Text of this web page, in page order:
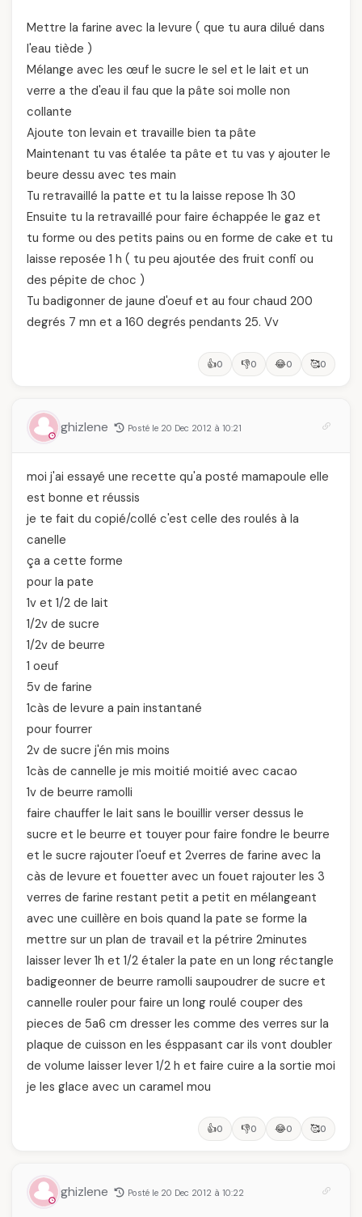
Mettre la farine avec la levure ( que tu aura dilué dans
l'eau tiède )
Mélange avec les œuf le sucre le sel et le lait et un
verre a the d'eau il fau que la pâte soi molle non
collante
Ajoute ton levain et travaille bien ta pâte
Maintenant tu vas étalée ta pâte et tu vas y ajouter le
beure dessu avec tes main
Tu retravaillé la patte et tu la laisse repose 1h 30
Ensuite tu la retravaillé pour faire échappée le gaz et
tu forme ou des petits pains ou en forme de cake et tu
laisse reposée 1 h ( tu peu ajoutée des fruit confi ou
des pépite de choc )
Tu badigonner de jaune d'oeuf et au four chaud 200
degrés 7 mn et a 160 degrés pendants 25. Vv
👍0 👎0 😂0 🥰0
ghizlene Posté le 20 Dec 2012 à 10:21
moi j'ai essayé une recette qu'a posté mamapoule elle
est bonne et réussis
je te fait du copié/collé c'est celle des roulés à la
canelle
ça a cette forme
pour la pate
1v et 1/2 de lait
1/2v de sucre
1/2v de beurre
1 oeuf
5v de farine
1càs de levure a pain instantané
pour fourrer
2v de sucre j'én mis moins
1càs de cannelle je mis moitié moitié avec cacao
1v de beurre ramolli
faire chauffer le lait sans le bouillir verser dessus le
sucre et le beurre et touyer pour faire fondre le beurre
et le sucre rajouter l'oeuf et 2verres de farine avec la
càs de levure et fouetter avec un fouet rajouter les 3
verres de farine restant petit a petit en mélangeant
avec une cuillère en bois quand la pate se forme la
mettre sur un plan de travail et la pétrire 2minutes
laisser lever 1h et 1/2 étaler la pate en un long réctangle
badigeonner de beurre ramolli saupoudrer de sucre et
cannelle rouler pour faire un long roulé couper des
pieces de 5a6 cm dresser les comme des verres sur la
plaque de cuisson en les ésppasant car ils vont doubler
de volume laisser lever 1/2 h et faire cuire a la sortie moi
je les glace avec un caramel mou
👍0 👎0 😂0 🥰0
ghizlene Posté le 20 Dec 2012 à 10:22